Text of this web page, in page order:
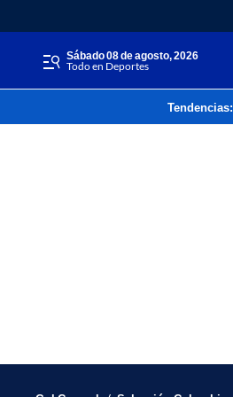
sábado 08 de agosto, 2026
Todo en Deportes
Tendencias: